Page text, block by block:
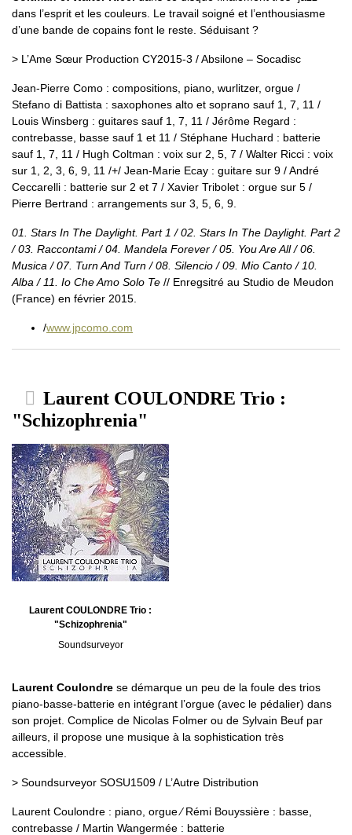
dans l’esprit et les couleurs. Le travail soigné et l’enthousiasme
d’une bande de copains font le reste. Séduisant ?
> L’Ame Sœur Production CY2015-3 / Absilone – Socadisc
Jean-Pierre Como : compositions, piano, wurlitzer, orgue /
Stefano di Battista : saxophones alto et soprano sauf 1, 7, 11 /
Louis Winsberg : guitares sauf 1, 7, 11 / Jérôme Regard :
contrebasse, basse sauf 1 et 11 / Stéphane Huchard : batterie
sauf 1, 7, 11 / Hugh Coltman : voix sur 2, 5, 7 / Walter Ricci : voix
sur 1, 2, 3, 6, 9, 11 /+/ Jean-Marie Ecay : guitare sur 9 / André
Ceccarelli : batterie sur 2 et 7 / Xavier Tribolet : orgue sur 5 /
Pierre Bertrand : arrangements sur 3, 5, 6, 9.
01. Stars In The Daylight. Part 1 / 02. Stars In The Daylight. Part 2
/ 03. Raccontami / 04. Mandela Forever / 05. You Are All / 06.
Musica / 07. Turn And Turn / 08. Silencio / 09. Mio Canto / 10.
Alba / 11. Io Che Amo Solo Te // Enregsitré au Studio de Meudon
(France) en février 2015.
/www.jpcomo.com
Laurent COULONDRE Trio :
"Schizophrenia"
Laurent COULONDRE Trio :
"Schizophrenia"
Soundsurveyor
Laurent Coulondre se démarque un peu de la foule des trios
piano-basse-batterie en intégrant l’orgue (avec le pédalier) dans
son projet. Complice de Nicolas Folmer ou de Sylvain Beuf par
ailleurs, il propose une musique à la sophistication très
accessible.
> Soundsurveyor SOSU1509 / L’Autre Distribution
Laurent Coulondre : piano, orgue ∕ Rémi Bouyssière : basse,
contrebasse / Martin Wangermée : batterie